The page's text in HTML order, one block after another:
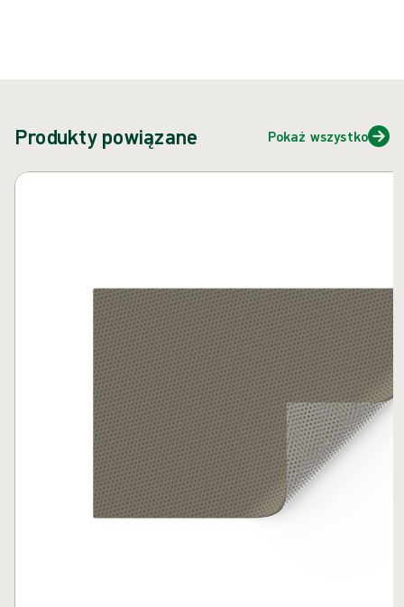
Produkty powiązane Pokaż wszystko